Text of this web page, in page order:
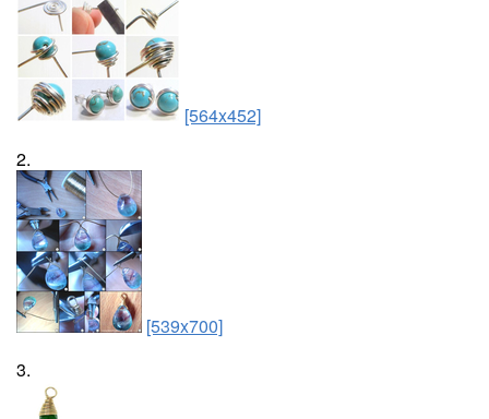
[564x452]
2.
[539x700]
3.